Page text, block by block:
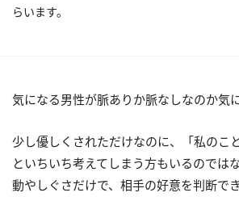
らいます。
気になる男性が脈ありか脈なしなのか気
少し優しくされただけなのに、「私のこ
といちいち考えてしまう方もいるのでは
動やしぐさだけで、相手の好意を判断で